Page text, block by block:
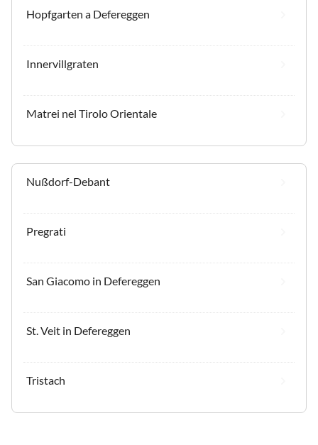
Hopfgarten a Defereggen
Innervillgraten
Matrei nel Tirolo Orientale
Nußdorf-Debant
Pregrati
San Giacomo in Defereggen
St. Veit in Defereggen
Tristach